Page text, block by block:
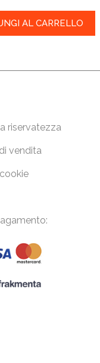
AL CARRELLO
riservatezza
vendita